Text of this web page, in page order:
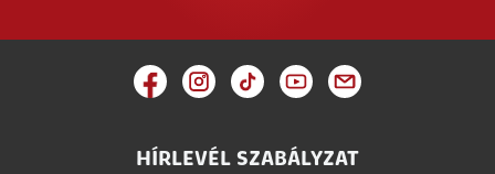
HÍRLEVÉL SZABÁLYZAT